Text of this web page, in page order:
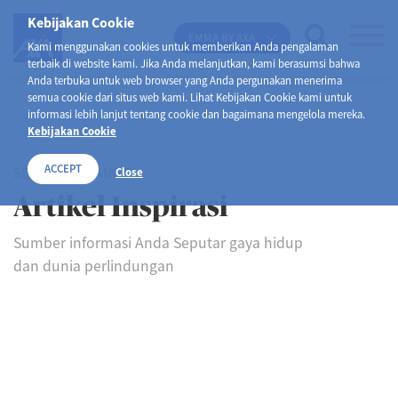
Kebijakan Cookie
Kami menggunakan cookies untuk memberikan Anda pengalaman
terbaik di website kami. Jika Anda melanjutkan, kami berasumsi bahwa
Anda terbuka untuk web browser yang Anda pergunakan menerima
semua cookie dari situs web kami. Lihat Kebijakan Cookie kami untuk
informasi lebih lanjut tentang cookie dan bagaimana mengelola mereka.
Kebijakan Cookie
ACCEPT Close
SELAMAT DATANG DI
Artikel Inspirasi
Sumber informasi Anda Seputar gaya hidup
dan dunia perlindungan